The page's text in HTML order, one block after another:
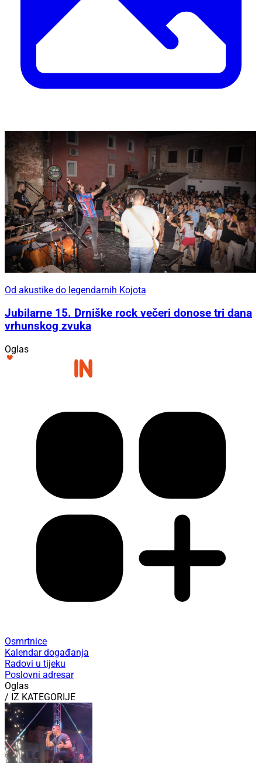
Od akustike do legendarnih Kojota
Jubilarne 15. Drniške rock večeri donose tri dana
vrhunskog zvuka
Oglas
Osmrtnice
Kalendar događanja
Radovi u tijeku
Poslovni adresar
Oglas
/ IZ KATEGORIJE